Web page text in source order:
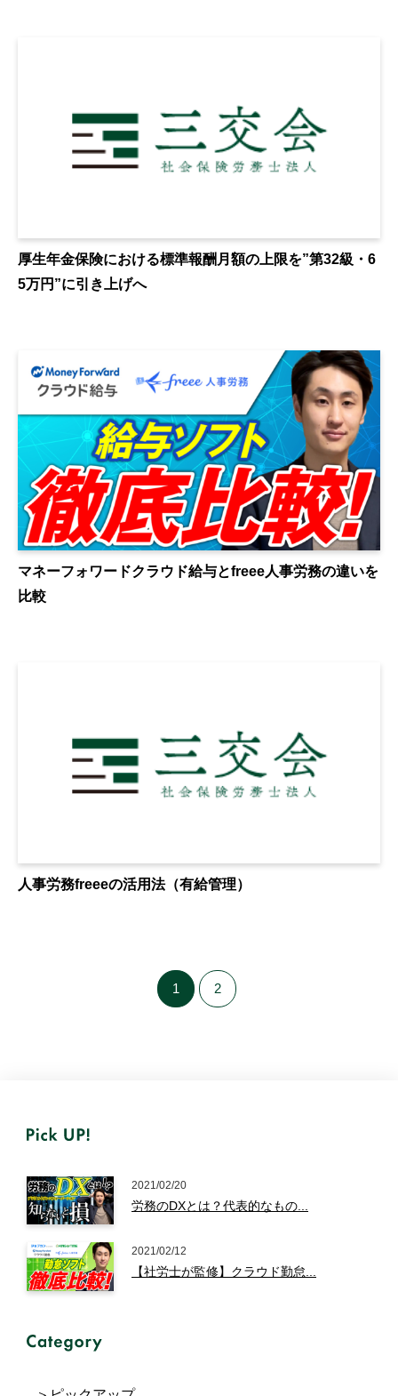
厚生年金保険における標準報酬月額の上限を”第32級・6
5万円”に引き上げへ
マネーフォワードクラウド給与とfreee人事労務の違いを
比較
人事労務freeeの活用法（有給管理）
1 2
2021/02/20
労務のDXとは？代表的なもの...
2021/02/12
【社労士が監修】クラウド勤怠...